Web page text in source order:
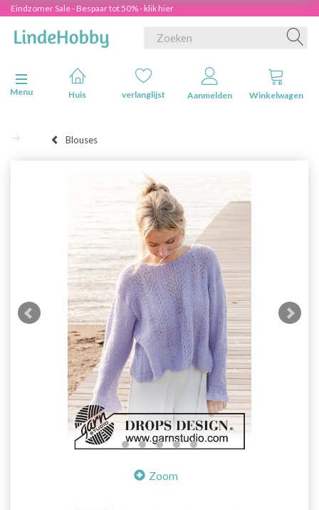
Eindzomer Sale - Bespaar tot 50% - klik hier
Navigatie in-/uitschakelen
Menu
Huis verlanglijst Aanmelden Winkelwagen
Blouses
Zoom